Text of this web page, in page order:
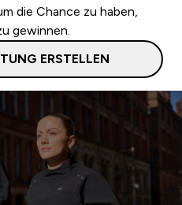
die Chance zu haben,
gewinnen.
ERSTELLEN